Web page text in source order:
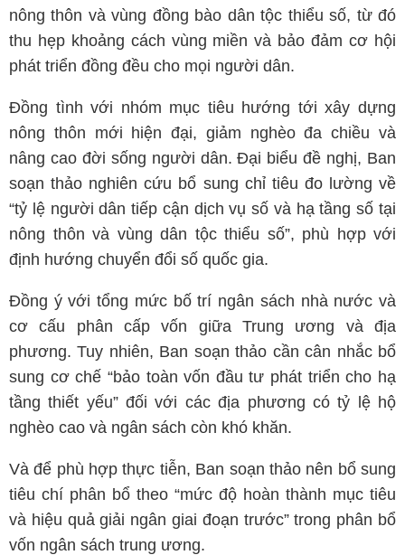
nông thôn và vùng đồng bào dân tộc thiểu số, từ đó
thu hẹp khoảng cách vùng miền và bảo đảm cơ hội
phát triển đồng đều cho mọi người dân.
Đồng tình với nhóm mục tiêu hướng tới xây dựng
nông thôn mới hiện đại, giảm nghèo đa chiều và
nâng cao đời sống người dân. Đại biểu đề nghị, Ban
soạn thảo nghiên cứu bổ sung chỉ tiêu đo lường về
“tỷ lệ người dân tiếp cận dịch vụ số và hạ tầng số tại
nông thôn và vùng dân tộc thiểu số”, phù hợp với
định hướng chuyển đổi số quốc gia.
Đồng ý với tổng mức bố trí ngân sách nhà nước và
cơ cấu phân cấp vốn giữa Trung ương và địa
phương. Tuy nhiên, Ban soạn thảo cần cân nhắc bổ
sung cơ chế “bảo toàn vốn đầu tư phát triển cho hạ
tầng thiết yếu” đối với các địa phương có tỷ lệ hộ
nghèo cao và ngân sách còn khó khăn.
Và để phù hợp thực tiễn, Ban soạn thảo nên bổ sung
tiêu chí phân bổ theo “mức độ hoàn thành mục tiêu
và hiệu quả giải ngân giai đoạn trước” trong phân bổ
vốn ngân sách trung ương.